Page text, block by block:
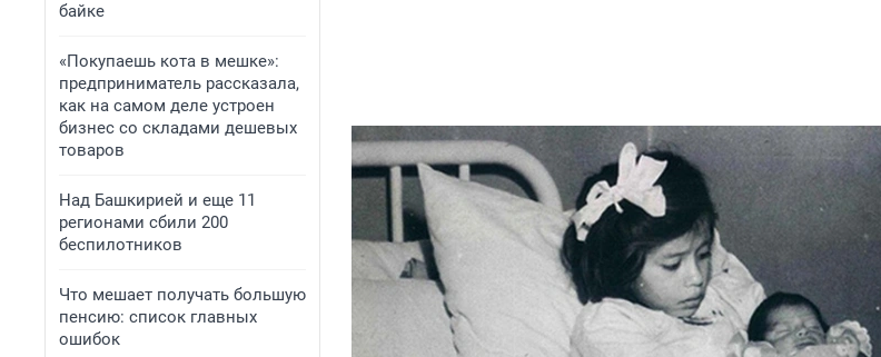
байке
«Покупаешь кота в мешке»:
предприниматель рассказала,
как на самом деле устроен
бизнес со складами дешевых
товаров
Над Башкирией и еще 11
регионами сбили 200
беспилотников
Что мешает получать большую
пенсию: список главных
ошибок